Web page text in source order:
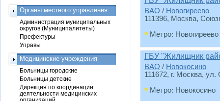
ВАО / Новогиреево
111396, Москва,
• Метро: Новогиреево
ГБУ "Жилищник
ВАО / Новокосино
111672, г. Москва,
• Метро: Новокосино
Органы местного управления
Администрация муниципальных
округов (Муниципалитеты)
Префектуры
Управы
Медицинские учреждения
Больницы городские
Больницы детские
Дирекция по координации
деятельности медицинских